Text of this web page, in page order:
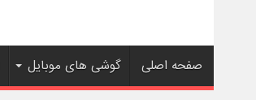
صفحه اصلی گوشی های موبایل